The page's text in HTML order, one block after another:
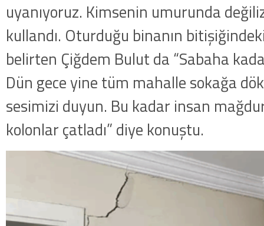
uyanıyoruz. Kimsenin umurunda
kullandı. Oturduğu binanın
belirten Çiğdem Bulut da “Sabaha
Dün gece yine tüm mahalle sokağa
sesimizi duyun. Bu kadar insan
kolonlar çatladı” diye konuştu.